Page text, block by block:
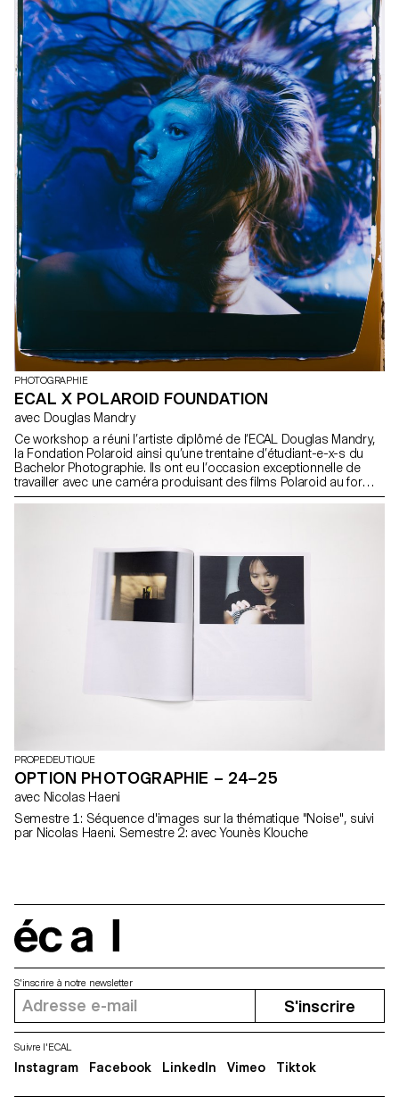
PHOTOGRAPHIE
ECAL X POLAROID FOUNDATION
avec Douglas Mandry
Ce workshop a réuni l’artiste diplômé de l’ECAL Douglas Mandry,
la Fondation Polaroid ainsi qu’une trentaine d’étudiant-e-x-s du
Bachelor Photographie. Ils ont eu l’occasion exceptionnelle de
travailler avec une caméra produisant des films Polaroid au format
40 × 60 cm et pesant près de 200 kg. Cette expérience a été
assuré la direction artistique du projet et a accompagné les
étudiant-e-x-s dans leurs expérimentations réalisées directement
avec et sur les films. Le résultat final a été présenté sous la forme
d’une exposition collective dans les locaux de l’ECAL, dévoilant
une diversité d’approches et de visions particulièrement riches.
PROPEDEUTIQUE
OPTION PHOTOGRAPHIE – 24–25
avec Nicolas Haeni
Semestre 1: Séquence d'images sur la thématique "Noise", suivi
par Nicolas Haeni. Semestre 2: avec Younès Klouche
S'inscrire à notre newsletter
S'inscrire
Suivre l'ECAL
Instagram Facebook LinkedIn Vimeo Tiktok